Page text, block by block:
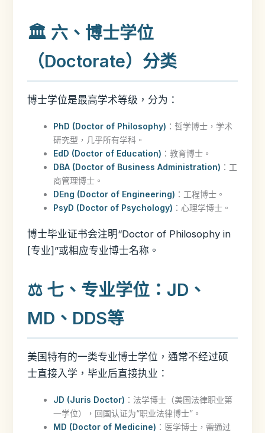
🏛️ 六、博士学位
（Doctorate）分类
博士学位是最高学术等级，分为：
PhD (Doctor of Philosophy) ：哲学博士，学术
研究型，几乎所有学科。
EdD (Doctor of Education) ：教育博士。
DBA (Doctor of Business Administration) ：工
商管理博士。
DEng (Doctor of Engineering) ：工程博士。
PsyD (Doctor of Psychology) ：心理学博士。
博士毕业证书会注明“Doctor of Philosophy in
[专业]”或相应专业博士名称。
⚖️ 七、专业学位：JD、
MD、DDS等
美国特有的一类专业博士学位，通常不经过硕
士直接入学，毕业后直接执业：
JD (Juris Doctor) ：法学博士（美国法律职业第
一学位），回国认证为“职业法律博士”。
MD (Doctor of Medicine) ：医学博士，需通过